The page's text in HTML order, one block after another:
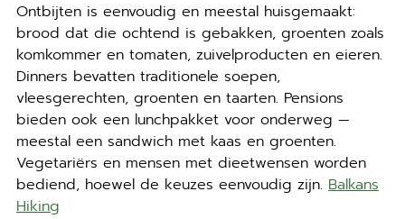
Ontbijten is eenvoudig en meestal huisgemaakt:
brood dat die ochtend is gebakken, groenten zoals
komkommer en tomaten, zuivelproducten en eieren.
Dinners bevatten traditionele soepen,
vleesgerechten, groenten en taarten. Pensions
bieden ook een lunchpakket voor onderweg —
meestal een sandwich met kaas en groenten.
Vegetariërs en mensen met dieetwensen worden
bediend, hoewel de keuzes eenvoudig zijn. Balkans
Hiking